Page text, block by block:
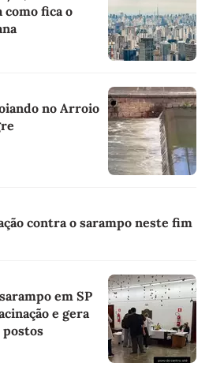
como fica o
no Arroio
contra o sarampo neste fim
em SP
e gera
postos